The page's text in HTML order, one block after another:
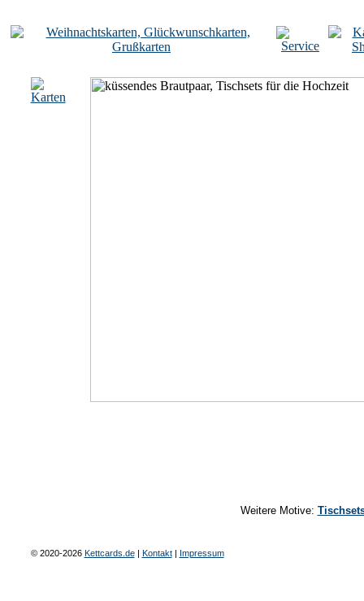
Weitere Motive:
© 2020-2026 Kettcards.de| Kontakt| Impressum